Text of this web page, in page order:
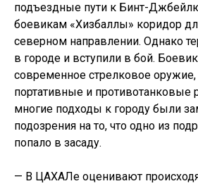
подъездные пути к Бинт-
боевикам «Хизбаллы» коридор
северном направлении. Однако
в городе и вступили в бой.
современное стрелковое
портативные и противотанковые
многие подходы к городу были
подозрения на то, что одно из
попало в засаду.
— В ЦАХАЛе оценивают